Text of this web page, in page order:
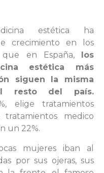
estética ha
crecimiento en los
en España,
los
estética más
siguen la misma
resto del país.
elige tratamientos
medico
un 22%.
mujeres iban al
por sus ojeras, sus